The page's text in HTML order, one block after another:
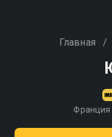
Главная /
Франция